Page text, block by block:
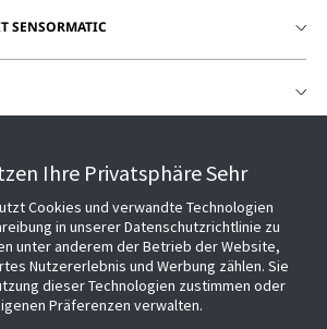
SENSORMATIC
Ihre Privatsphäre Sehr
Cookies und verwandte Technologien
in unserer Datenschutzrichtlinie zu
unter anderem der Betrieb der Website,
Nutzererlebnis und Werbung zählen. Sie
dieser Technologien zustimmen oder
Präferenzen verwalten.